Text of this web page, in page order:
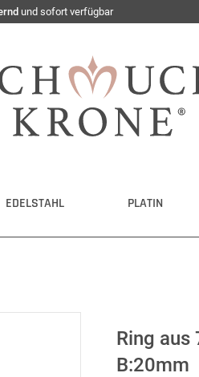
und sofort verfügbar
EDELSTAHL PLATIN
Ring aus
B:20mm